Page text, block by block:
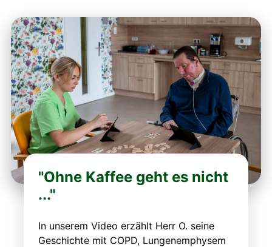
"Ohne Kaffee geht es nicht
..."
In unserem Video erzählt Herr O. seine
Geschichte mit COPD, Lungenemphysem